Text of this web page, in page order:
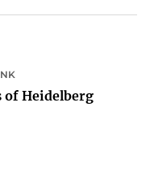
of Heidelberg